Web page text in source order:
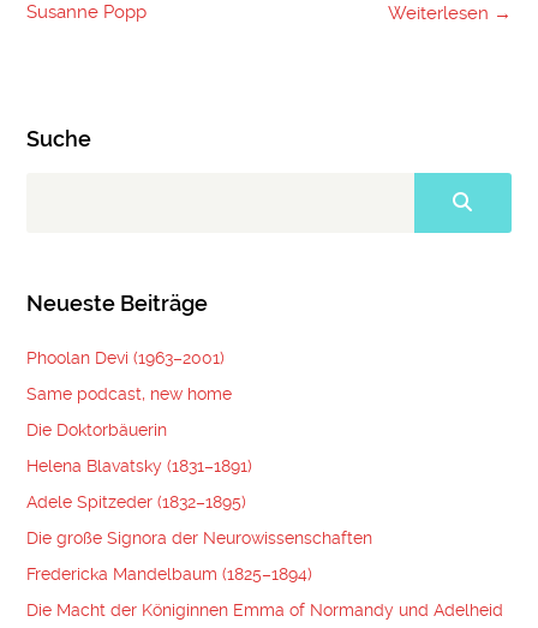
Weiterlesen →
Susanne Popp
Suche
Neueste Beiträge
Phoolan Devi (1963–2001)
Same podcast, new home
Die Doktorbäuerin
Helena Blavatsky (1831–1891)
Adele Spitzeder (1832–1895)
Die große Signora der Neurowissenschaften
Fredericka Mandelbaum (1825–1894)
Die Macht der Königinnen Emma of Normandy und Adelheid